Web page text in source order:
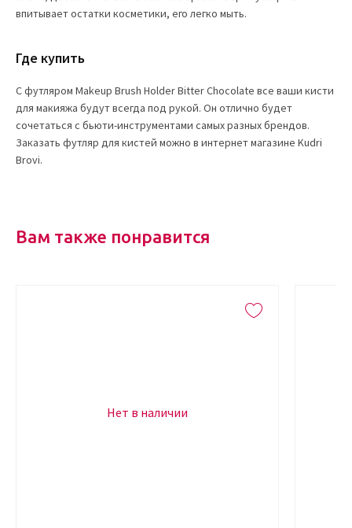
впитывает остатки косметики, его легко мыть.
Где купить
С футляром Makeup Brush Holder Bitter Chocolate все ваши кисти
для макияжа будут всегда под рукой. Он отлично будет
сочетаться с бьюти-инструментами самых разных брендов.
Заказать футляр для кистей можно в интернет магазине Kudri
Brovi.
Вам также понравится
Нет в наличии